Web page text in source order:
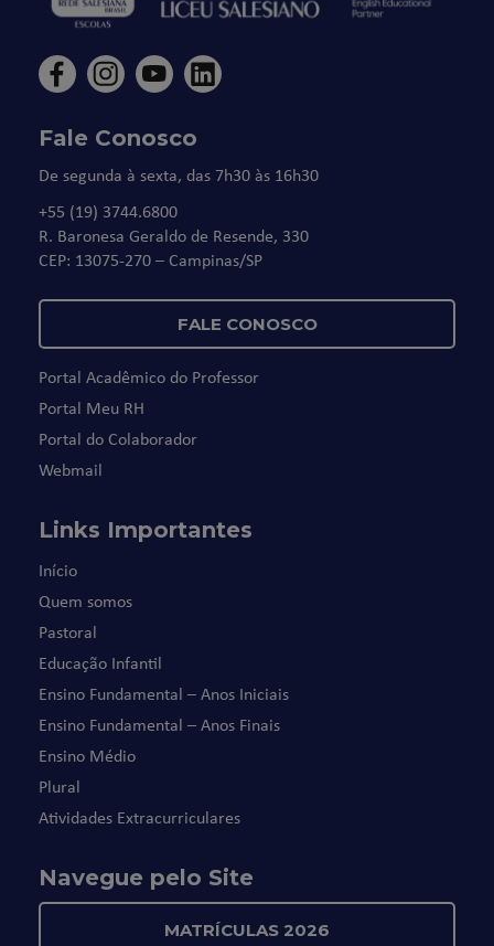
Fale Conosco
De segunda à sexta, das 7h30 às 16h30
+55 (19) 3744.6800
R. Baronesa Geraldo de Resende, 330
CEP: 13075-270 – Campinas/SP
FALE CONOSCO
Portal Acadêmico do Professor
Portal Meu RH
Portal do Colaborador
Webmail
Links Importantes
Início
Quem somos
Pastoral
Educação Infantil
Ensino Fundamental – Anos Iniciais
Ensino Fundamental – Anos Finais
Ensino Médio
Plural
Atividades Extracurriculares
Navegue pelo Site
MATRÍCULAS 2026